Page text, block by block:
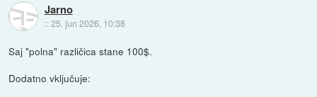
Jarno
::25. jun 2026, 10:38
Saj "polna" različica stane 100$.
Dodatno vključuje: